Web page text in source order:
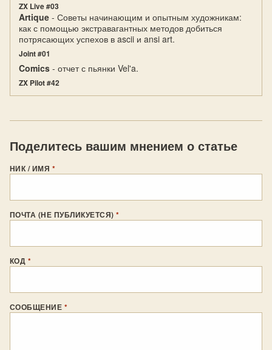
ZX Live #03
Artique - Советы начинающим и опытным художникам:
как с помощью экстравагантных методов добиться
потрясающих успехов в ascii и ansi art.
Joint #01
Comics - отчет с пьянки Vel'a.
ZX Pilot #42
Поделитесь вашим мнением о статье
НИК / ИМЯ *
ПОЧТА (НЕ ПУБЛИКУЕТСЯ)*
КОД *
СООБЩЕНИЕ *